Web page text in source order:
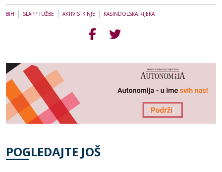
BIH | SLAPP TUŽBE | AKTIVISTKINJE | KASINDOLSKA RIJEKA
POGLEDAJTE JOŠ